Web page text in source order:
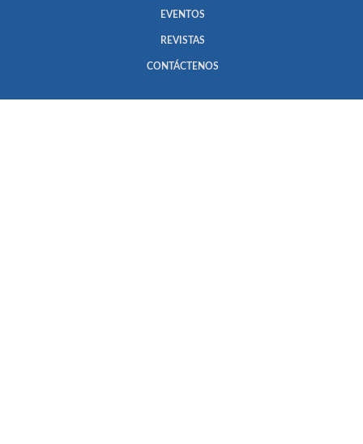
EVENTOS
REVISTAS
CONTÁCTENOS